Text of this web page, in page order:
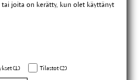
joita on kerätty, kun olet käyttänyt
(1) Tilastot (2)